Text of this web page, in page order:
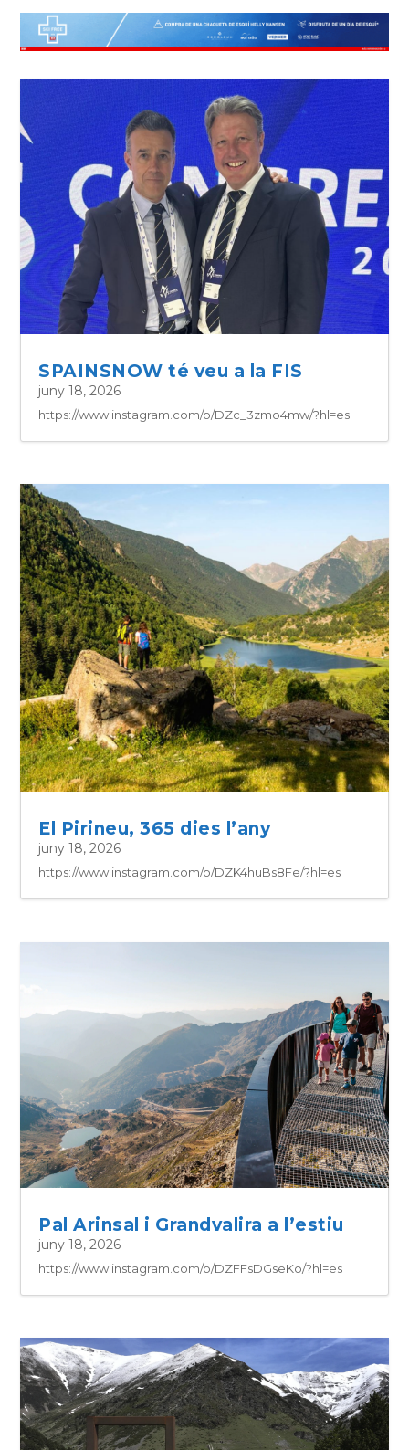
SPAINSNOW té veu a la FIS
juny 18, 2026
https://www.instagram.com/p/DZc_3zmo4mw/?hl=es
El Pirineu, 365 dies l’any
juny 18, 2026
https://www.instagram.com/p/DZK4huBs8Fe/?hl=es
Pal Arinsal i Grandvalira a l’estiu
juny 18, 2026
https://www.instagram.com/p/DZFFsDGseKo/?hl=es